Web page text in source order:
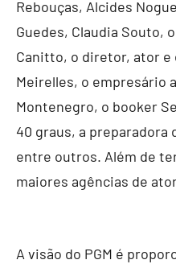
Rebouças, Alcides
Guedes, Claudia Souto,
Canitto, o diretor, ator e
Meirelles, o empresário
Montenegro, o booker
40 graus, a preparadora
entre outros. Além de
maiores agências de
A visão do PGM é